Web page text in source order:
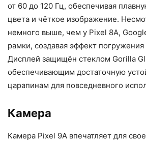
от 60 до 120 Гц, обеспечивая
цвета и чёткое изображение.
немного выше, чем у Pixel 8A,
рамки, создавая эффект
Дисплей защищён стеклом Gorilla
обеспечивающим достаточную
царапинам для повседневного
Камера
Камера Pixel 9A впечатляет для